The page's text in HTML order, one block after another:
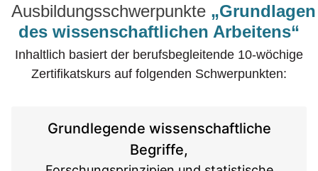
Ausbildungsschwerpunkte „Grundlagen
des wissenschaftlichen Arbeitens“
Inhaltlich basiert der berufsbegleitende 10-wöchige
Zertifikatskurs auf folgenden Schwerpunkten:
Grundlegende wissenschaftliche
Begriffe,